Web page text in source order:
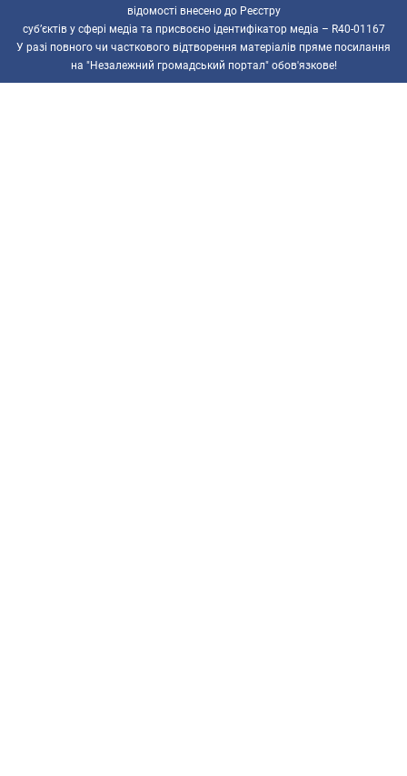
відомості внесено до Реєстру
суб’єктів у сфері медіа та присвоєно ідентифікатор медіа – R40-01167
У разі повного чи часткового відтворення матеріалів пряме посилання
на "Незалежний громадський портал" обов'язкове!